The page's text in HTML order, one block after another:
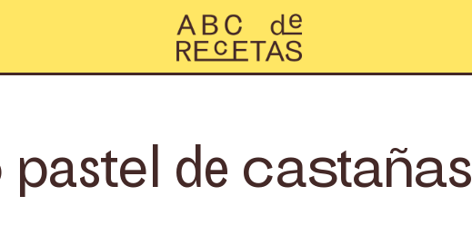
de castañas